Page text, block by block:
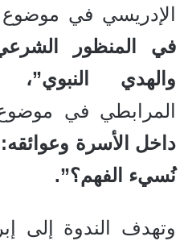
الإدريسي في
في المنظور
والهدي النبوي”،
المرابطي في
داخل الأسرة
نُسيء الفهم؟”.
وتهدف الندوة إلى